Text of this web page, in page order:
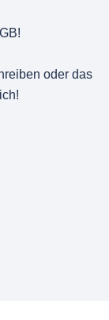
oder das